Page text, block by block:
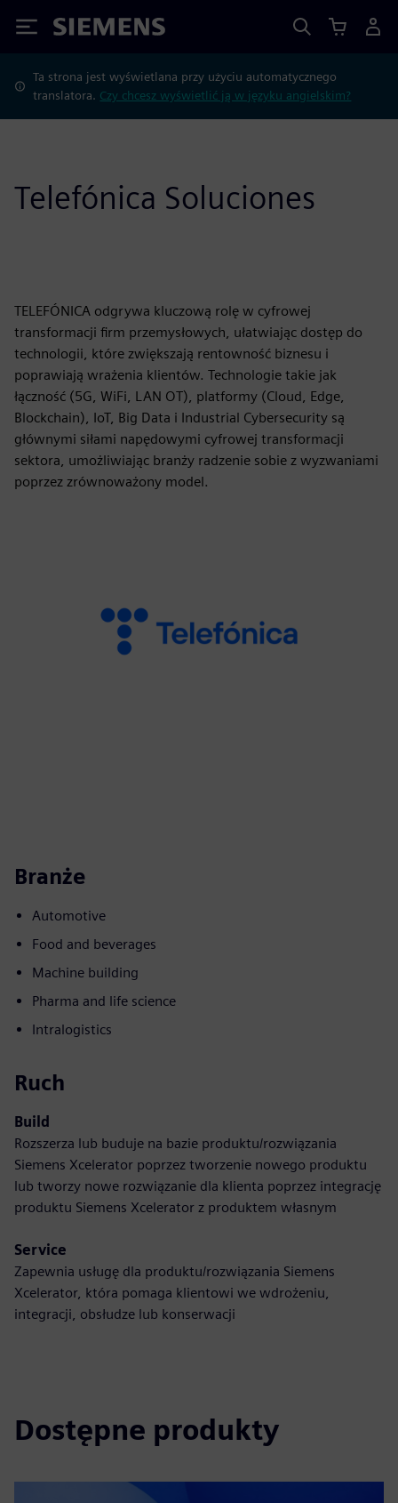
Siemens
Ta strona jest wyświetlana przy użyciu automatycznego
translatora. Czy chcesz wyświetlić ją w języku angielskim?
Telefónica Soluciones
TELEFÓNICA odgrywa kluczową rolę w cyfrowej
transformacji firm przemysłowych, ułatwiając dostęp do
technologii, które zwiększają rentowność biznesu i
poprawiają wrażenia klientów. Technologie takie jak
łączność (5G, WiFi, LAN OT), platformy (Cloud, Edge,
Blockchain), IoT, Big Data i Industrial Cybersecurity są
głównymi siłami napędowymi cyfrowej transformacji
sektora, umożliwiając branży radzenie sobie z wyzwaniami
poprzez zrównoważony model.
Branże
Automotive
Food and beverages
Machine building
Pharma and life science
Intralogistics
Ruch
Build
Rozszerza lub buduje na bazie produktu/rozwiązania
Siemens Xcelerator poprzez tworzenie nowego produktu
lub tworzy nowe rozwiązanie dla klienta poprzez integrację
produktu Siemens Xcelerator z produktem własnym
Service
Zapewnia usługę dla produktu/rozwiązania Siemens
Xcelerator, która pomaga klientowi we wdrożeniu,
integracji, obsłudze lub konserwacji
Dostępne produkty